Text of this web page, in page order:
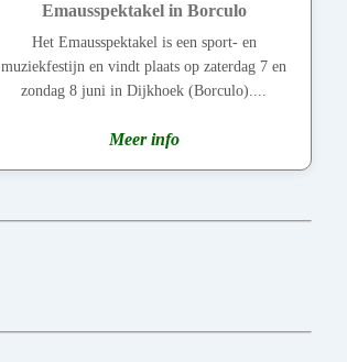
Emausspektakel in Borculo
Het Emausspektakel is een sport- en
muziekfestijn en vindt plaats op zaterdag 7 en
zondag 8 juni in Dijkhoek (Borculo)....
Meer info